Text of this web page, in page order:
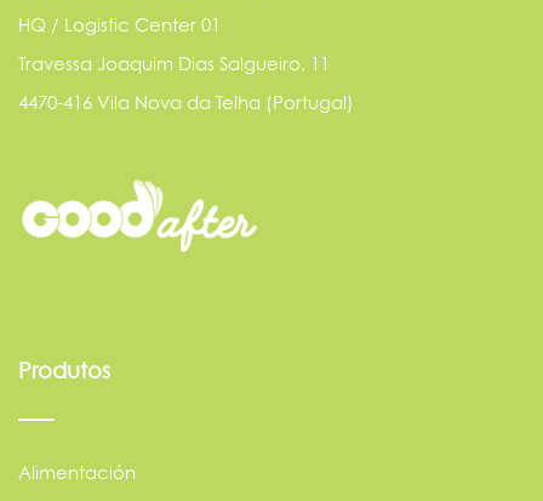
HQ / Logistic Center 01
Travessa Joaquim Dias Salgueiro, 11
4470-416 Vila Nova da Telha (Portugal)
Produtos
Alimentación